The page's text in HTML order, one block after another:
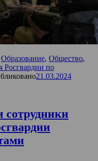
Образование, Общество,
Росгвардии по
21.03.2024
сотрудники